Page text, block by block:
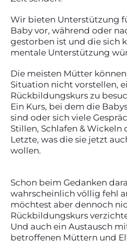
Wir bieten Unterstützung
Baby vor, während oder
gestorben ist und die sich
mentale Unterstützung
Die meisten Mütter
Situation nicht vorstellen,
Rückbildungskurs zu
Ein Kurs, bei dem die
sind oder sich viele
Stillen, Schlafen & Wickeln
Letzte, was die sie jetzt
wollen.
Schon beim Gedanken
wahrscheinlich völlig fehl
möchtest aber dennoch
Rückbildungskurs
Und auch ein Austausch
betroffenen Müttern und